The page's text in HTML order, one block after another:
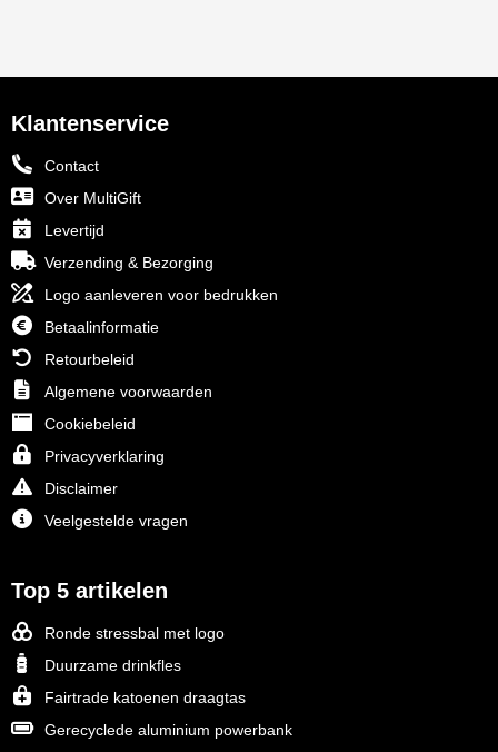
Klantenservice
Contact
Over MultiGift
Levertijd
Verzending & Bezorging
Logo aanleveren voor bedrukken
Betaalinformatie
Retourbeleid
Algemene voorwaarden
Cookiebeleid
Privacyverklaring
Disclaimer
Veelgestelde vragen
Top 5 artikelen
Ronde stressbal met logo
Duurzame drinkfles
Fairtrade katoenen draagtas
Gerecyclede aluminium powerbank